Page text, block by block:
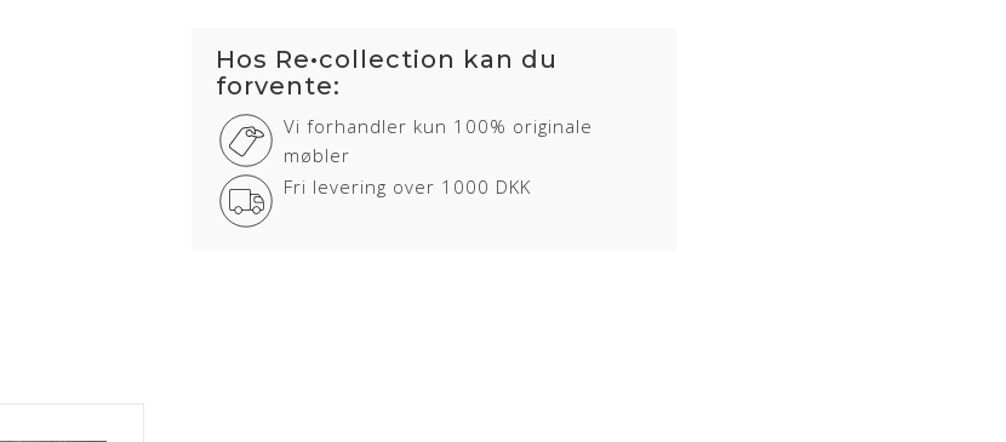
Stand: Ubrugt og nypolstret hos egen møbelpolstrer.
Levering: ca. 12 uger
Stelnummer medfølger samt 5 års garanti
Om læderet
Anilin læder er en eksklusiv lædertype, hvor råvarer fra kun det bedste sorteringsniveau er
Hos Re•collection kan du
forvente:
Vi forhandler kun 100% originale
møbler
Fri levering over 1000 DKK